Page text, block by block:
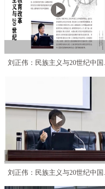
刘正伟：民族主义与20世纪中国
刘正伟：民族主义与20世纪中国